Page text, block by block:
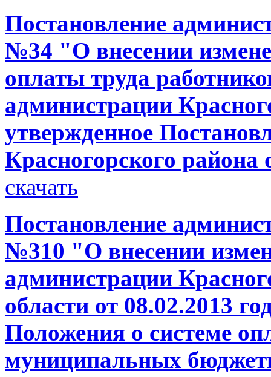
Постановление
№34 "О внесении
оплаты труда
администрации
утвержденное
Красногорского района
скачать
Постановление
№310 "О внесении
администрации
области от 08.02.2013
Положения о системе
муниципальных